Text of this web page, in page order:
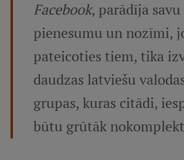
Facebook, parādīja
pienesumu un nozīmi,
pateicoties tiem, tika
daudzas latviešu
grupas, kuras citādi,
būtu grūtāk